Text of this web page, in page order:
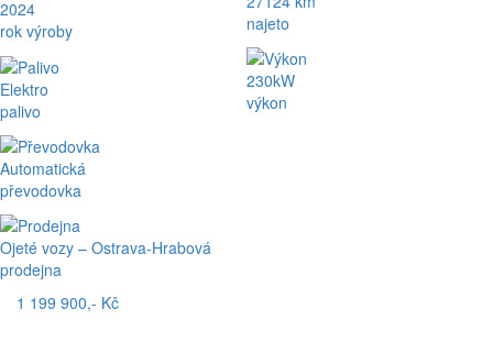
2024
rok výroby
Elektro
palivo
Automatická
převodovka
Ojeté vozy – Ostrava-Hrabová
prodejna
najeto
230kW
výkon
1 199 900,- Kč